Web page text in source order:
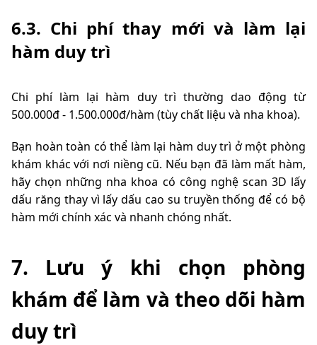
6.3. Chi phí thay mới và làm lại
hàm duy trì
Chi phí làm lại hàm duy trì thường dao động từ
500.000đ - 1.500.000đ/hàm (tùy chất liệu và nha khoa).
Bạn hoàn toàn có thể làm lại hàm duy trì ở một phòng
khám khác với nơi niềng cũ. Nếu bạn đã làm mất hàm,
hãy chọn những nha khoa có công nghệ scan 3D lấy
dấu răng thay vì lấy dấu cao su truyền thống để có bộ
hàm mới chính xác và nhanh chóng nhất.
7. Lưu ý khi chọn phòng
khám để làm và theo dõi hàm
duy trì